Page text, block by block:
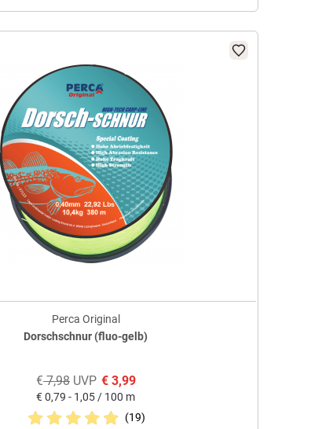
Perca Original
Dorschschnur (fluo-gelb)
€7,98UVP €3,99
€ 0,79 - 1,05 / 100 m
(19)